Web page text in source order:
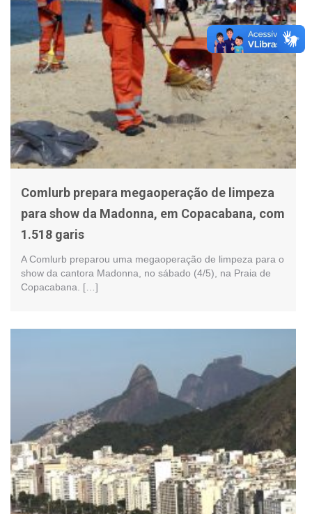
Comlurb prepara megaoperação de limpeza
para show da Madonna, em Copacabana, com
1.518 garis
A Comlurb preparou uma megaoperação de limpeza para o
show da cantora Madonna, no sábado (4/5), na Praia de
Copacabana. […]